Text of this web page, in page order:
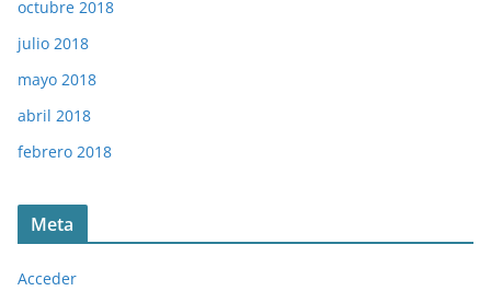
octubre 2018
julio 2018
mayo 2018
abril 2018
febrero 2018
Meta
Acceder